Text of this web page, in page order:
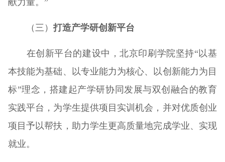
（三）打造产学研创新平台
在创新平台的建设中，北京印刷学院坚持“以基
本技能为基础、以专业能力为核心、以创新能力为目
标”理念，搭建起产学研协同发展与双创融合的教育
实践平台，为学生提供项目实训机会，并对优质创业
项目予以帮扶，助力学生更高质量地完成学业、实现
就业。